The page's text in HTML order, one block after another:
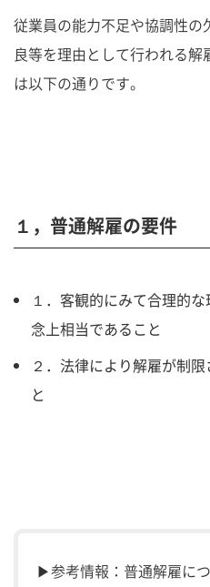
従業員の能力不足や協調性
良等を理由として行われる
は以下の通りです。
１，普通解雇の要件
１．客観的にみて合理的
念上相当であること
２．法律により解雇が制
と
▶参考情報：普通解雇に